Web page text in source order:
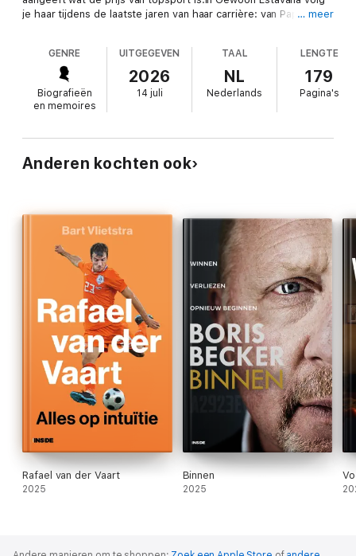
je haar tijdens de laatste jaren van haar carrière: van Papendal
… meer
GENRE
Biografieën
en memoires
UITGEGEVEN
2026
14 juli
TAAL
NL
Nederlands
LENGTE
179
Pagina's
Anderen kochten ook
Rafael van der Vaart
2025
Binnen
2025